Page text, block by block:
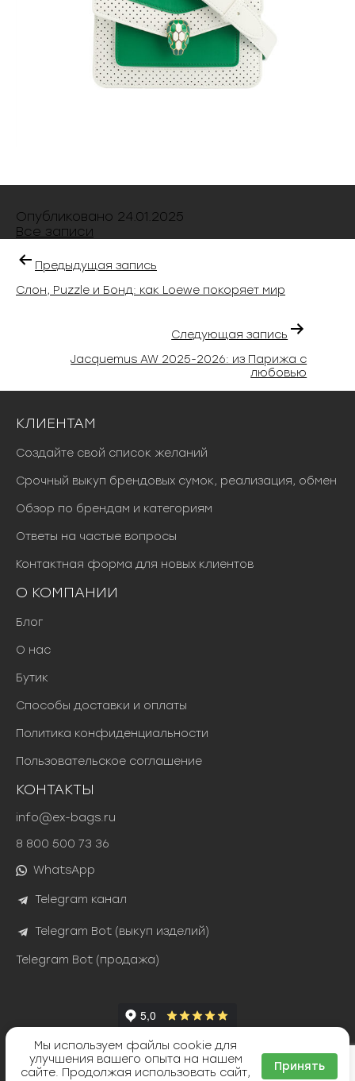
Опубликовано 24.01.2025
Все записи
Предыдущая запись
Слон, Puzzle и Бонд: как Loewe покоряет мир
Следующая запись
Jacquemus AW 2025-2026: из Парижа с
любовью
КЛИЕНТАМ
Создайте свой список желаний
Срочный выкуп брендовых сумок, реализация, обмен
Обзор по брендам и категориям
Ответы на частые вопросы
Контактная форма для новых клиентов
О КОМПАНИИ
Блог
О нас
Бутик
Способы доставки и оплаты
Политика конфиденциальности
Пользовательское соглашение
КОНТАКТЫ
info@ex-bags.ru
8 800 500 73 36
WhatsApp
Telegram канал
Telegram Bot (выкуп изделий)
Telegram Bot (продажа)
Яндекс Сплит
ТИНЬКОФФ РАССРОЧКА
Мы используем файлы cookie для
улучшения вашего опыта на нашем
сайте. Продолжая использовать сайт,
Принять